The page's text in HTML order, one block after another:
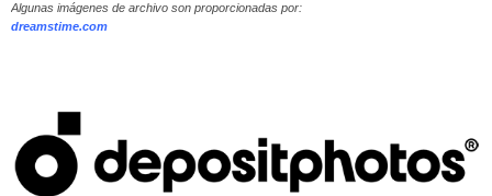
Algunas imágenes de archivo son proporcionadas por:
dreamstime.com